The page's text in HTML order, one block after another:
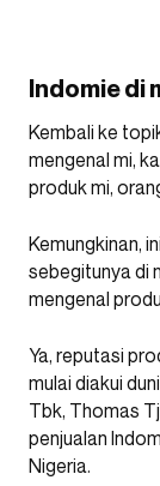
Indomie di
Kembali ke
mengenal mi,
produk mi,
Kemungkinan,
sebegitunya di
mengenal
Ya, reputasi
mulai diakui
Tbk, Thomas
penjualan
Nigeria.